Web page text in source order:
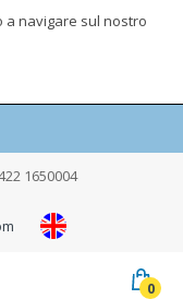
a navigare sul nostro
1650004
0